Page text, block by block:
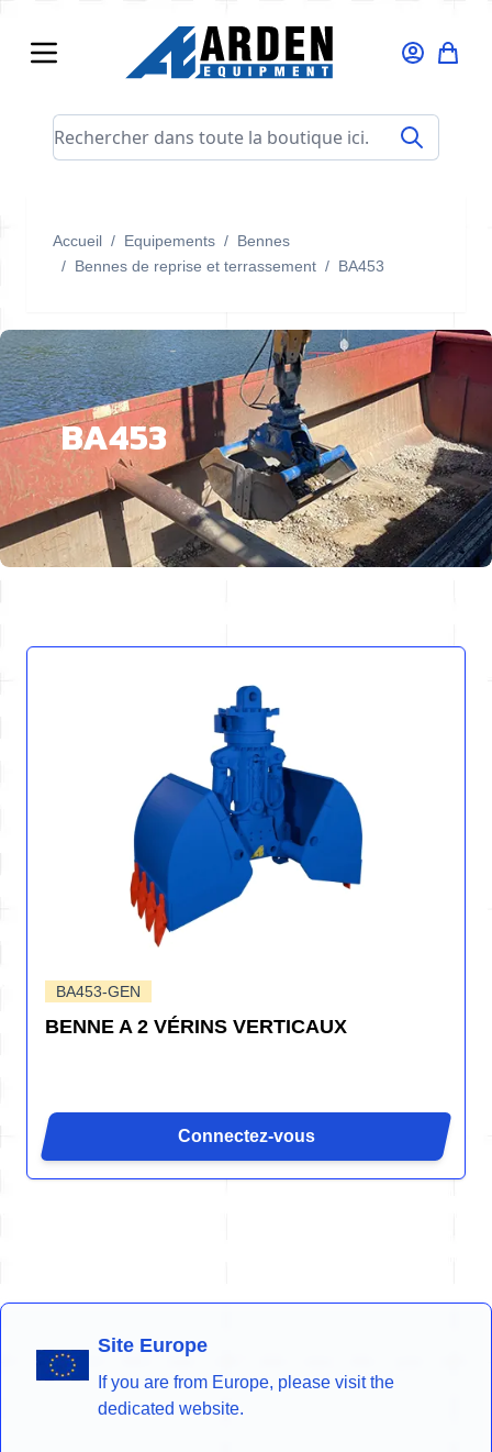
Rechercher dans toute la boutique ici...
Accueil / Equipements / Bennes
/ Bennes de reprise et terrassement / BA453
BA453
BA453-GEN
BENNE A 2 VÉRINS VERTICAUX
Connectez-vous
Site Europe
If you are from Europe, please visit the
dedicated website.